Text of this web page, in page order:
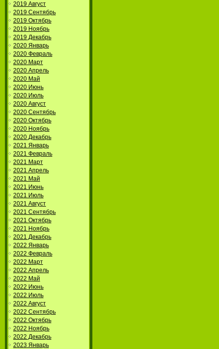
2019 Август
2019 Сентябрь
2019 Октябрь
2019 Ноябрь
2019 Декабрь
2020 Январь
2020 Февраль
2020 Март
2020 Апрель
2020 Май
2020 Июнь
2020 Июль
2020 Август
2020 Сентябрь
2020 Октябрь
2020 Ноябрь
2020 Декабрь
2021 Январь
2021 Февраль
2021 Март
2021 Апрель
2021 Май
2021 Июнь
2021 Июль
2021 Август
2021 Сентябрь
2021 Октябрь
2021 Ноябрь
2021 Декабрь
2022 Январь
2022 Февраль
2022 Март
2022 Апрель
2022 Май
2022 Июнь
2022 Июль
2022 Август
2022 Сентябрь
2022 Октябрь
2022 Ноябрь
2022 Декабрь
2023 Январь